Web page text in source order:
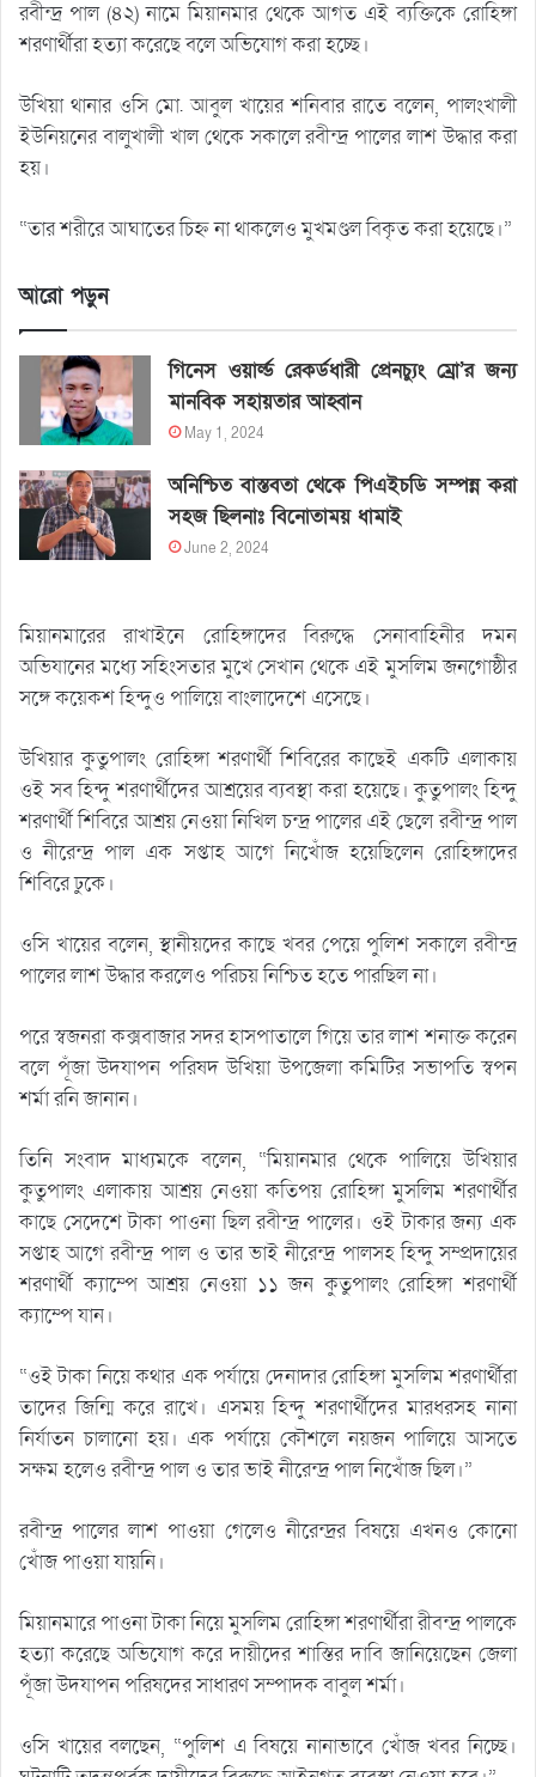
রবীন্দ্র পাল (৪২) নামে মিয়ানমার থেকে আগত এই ব্যক্তিকে রোহিঙ্গা
শরণার্থীরা হত্যা করেছে বলে অভিযোগ করা হচ্ছে।
উখিয়া থানার ওসি মো. আবুল খায়ের শনিবার রাতে বলেন, পালংখালী
ইউনিয়নের বালুখালী খাল থেকে সকালে রবীন্দ্র পালের লাশ উদ্ধার করা
হয়।
“তার শরীরে আঘাতের চিহ্ন না থাকলেও মুখমণ্ডল বিকৃত করা হয়েছে।”
আরো পড়ুন
গিনেস ওয়ার্ল্ড রেকর্ডধারী প্রেনচ্যুং ম্রো’র জন্য
মানবিক সহায়তার আহ্বান
May 1, 2024
অনিশ্চিত বাস্তবতা থেকে পিএইচডি সম্পন্ন করা
সহজ ছিলনাঃ বিনোতাময় ধামাই
June 2, 2024
মিয়ানমারের রাখাইনে রোহিঙ্গাদের বিরুদ্ধে সেনাবাহিনীর দমন
অভিযানের মধ্যে সহিংসতার মুখে সেখান থেকে এই মুসলিম জনগোষ্ঠীর
সঙ্গে কয়েকশ হিন্দুও পালিয়ে বাংলাদেশে এসেছে।
উখিয়ার কুতুপালং রোহিঙ্গা শরণার্থী শিবিরের কাছেই একটি এলাকায়
ওই সব হিন্দু শরণার্থীদের আশ্রয়ের ব্যবস্থা করা হয়েছে। কুতুপালং হিন্দু
শরণার্থী শিবিরে আশ্রয় নেওয়া নিখিল চন্দ্র পালের এই ছেলে রবীন্দ্র পাল
ও নীরেন্দ্র পাল এক সপ্তাহ আগে নিখোঁজ হয়েছিলেন রোহিঙ্গাদের
শিবিরে ঢুকে।
ওসি খায়ের বলেন, স্থানীয়দের কাছে খবর পেয়ে পুলিশ সকালে রবীন্দ্র
পালের লাশ উদ্ধার করলেও পরিচয় নিশ্চিত হতে পারছিল না।
পরে স্বজনরা কক্সবাজার সদর হাসপাতালে গিয়ে তার লাশ শনাক্ত করেন
বলে পূঁজা উদযাপন পরিষদ উখিয়া উপজেলা কমিটির সভাপতি স্বপন
শর্মা রনি জানান।
তিনি সংবাদ মাধ্যমকে বলেন, “মিয়ানমার থেকে পালিয়ে উখিয়ার
কুতুপালং এলাকায় আশ্রয় নেওয়া কতিপয় রোহিঙ্গা মুসলিম শরণার্থীর
কাছে সেদেশে টাকা পাওনা ছিল রবীন্দ্র পালের। ওই টাকার জন্য এক
সপ্তাহ আগে রবীন্দ্র পাল ও তার ভাই নীরেন্দ্র পালসহ হিন্দু সম্প্রদায়ের
শরণার্থী ক্যাম্পে আশ্রয় নেওয়া ১১ জন কুতুপালং রোহিঙ্গা শরণার্থী
ক্যাম্পে যান।
“ওই টাকা নিয়ে কথার এক পর্যায়ে দেনাদার রোহিঙ্গা মুসলিম শরণার্থীরা
তাদের জিন্মি করে রাখে। এসময় হিন্দু শরণার্থীদের মারধরসহ নানা
নির্যাতন চালানো হয়। এক পর্যায়ে কৌশলে নয়জন পালিয়ে আসতে
সক্ষম হলেও রবীন্দ্র পাল ও তার ভাই নীরেন্দ্র পাল নিখোঁজ ছিল।”
রবীন্দ্র পালের লাশ পাওয়া গেলেও নীরেন্দ্রর বিষয়ে এখনও কোনো
খোঁজ পাওয়া যায়নি।
মিয়ানমারে পাওনা টাকা নিয়ে মুসলিম রোহিঙ্গা শরণার্থীরা রীবন্দ্র পালকে
হত্যা করেছে অভিযোগ করে দায়ীদের শাস্তির দাবি জানিয়েছেন জেলা
পূঁজা উদযাপন পরিষদের সাধারণ সম্পাদক বাবুল শর্মা।
ওসি খায়ের বলছেন, “পুলিশ এ বিষয়ে নানাভাবে খোঁজ খবর নিচ্ছে।